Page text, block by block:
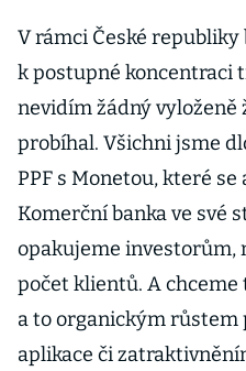
V rámci České
k postupné koncentraci
nevidím žádný vyloženě
probíhal. Všichni jsme
PPF s Monetou, které
Komerční banka ve své
opakujeme investorům,
počet klientů. A
a to organickým
aplikace či